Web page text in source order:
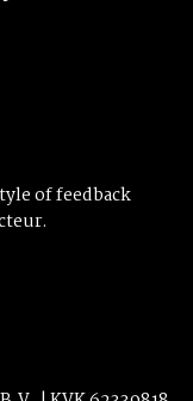
of feedback